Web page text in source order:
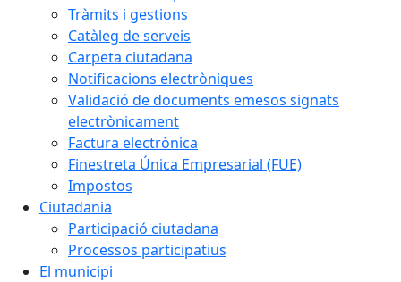
Tràmits i gestions
Catàleg de serveis
Carpeta ciutadana
Notificacions electròniques
Validació de documents emesos signats
electrònicament
Factura electrònica
Finestreta Única Empresarial (FUE)
Impostos
Ciutadania
Participació ciutadana
Processos participatius
El municipi